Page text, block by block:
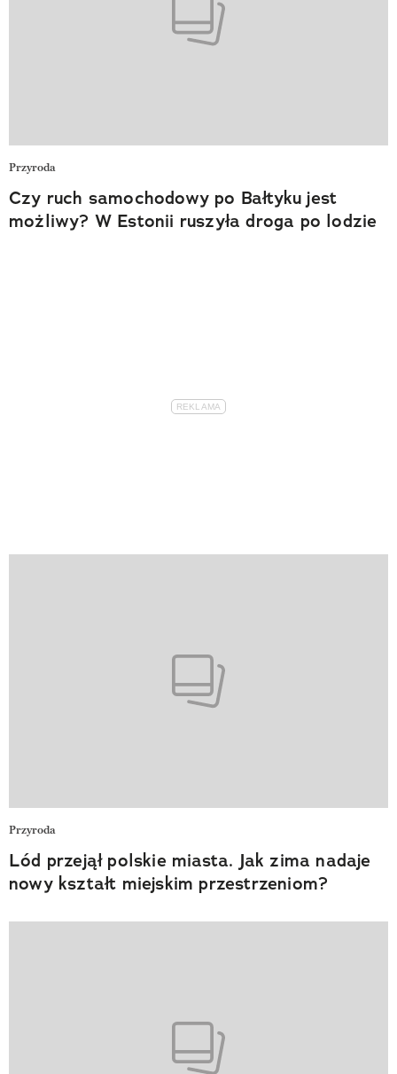
Przyroda
Czy ruch samochodowy po Bałtyku jest
możliwy? W Estonii ruszyła droga po lodzie
Przyroda
Lód przejął polskie miasta. Jak zima nadaje
nowy kształt miejskim przestrzeniom?